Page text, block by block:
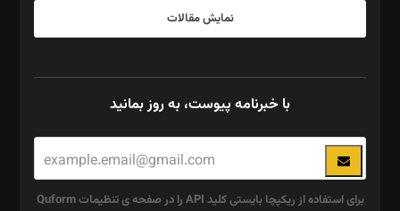
نمایش مقالات
با خبرنامه پیوست، به روز بمانید
برای استفاده از ریکپچا بایستی کلید API را در صفحه ی تنظیمات Quform